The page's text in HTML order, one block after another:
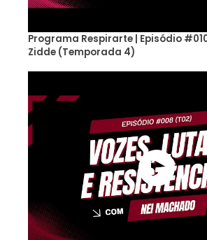
Programa Respirarte | Episódio
Zidde (Temporada 4)